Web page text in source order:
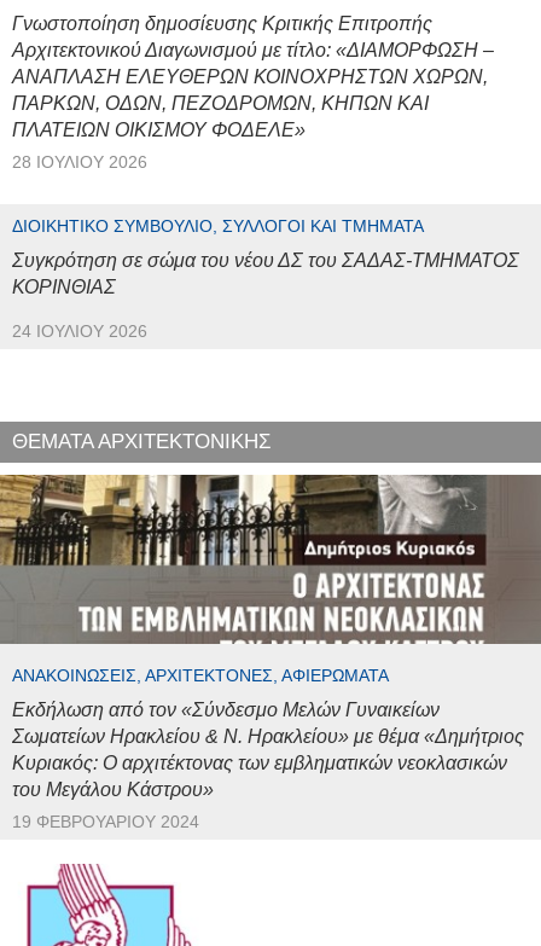
Γνωστοποίηση δημοσίευσης Κριτικής Επιτροπής
Αρχιτεκτονικού Διαγωνισμού με τίτλο: «ΔΙΑΜΟΡΦΩΣΗ –
ΑΝΑΠΛΑΣΗ ΕΛΕΥΘΕΡΩΝ ΚΟΙΝΟΧΡΗΣΤΩΝ ΧΩΡΩΝ,
ΠΑΡΚΩΝ, ΟΔΩΝ, ΠΕΖΟΔΡΟΜΩΝ, ΚΗΠΩΝ ΚΑΙ
ΠΛΑΤΕΙΩΝ ΟΙΚΙΣΜΟΥ ΦΟΔΕΛΕ»
28 ΙΟΥΛΊΟΥ 2026
ΔΙΟΙΚΗΤΙΚΌ ΣΥΜΒΟΎΛΙΟ, ΣΎΛΛΟΓΟΙ ΚΑΙ ΤΜΉΜΑΤΑ
Συγκρότηση σε σώμα του νέου ΔΣ του ΣΑΔΑΣ-ΤΜΗΜΑΤΟΣ
ΚΟΡΙΝΘΙΑΣ
24 ΙΟΥΛΊΟΥ 2026
ΘΕΜΑΤΑ ΑΡΧΙΤΕΚΤΟΝΙΚΗΣ
ΑΝΑΚΟΙΝΏΣΕΙΣ, ΑΡΧΙΤΈΚΤΟΝΕΣ, ΑΦΙΕΡΏΜΑΤΑ
Εκδήλωση από τον «Σύνδεσμο Μελών Γυναικείων
Σωματείων Ηρακλείου & Ν. Ηρακλείου» με θέμα «Δημήτριος
Κυριακός: Ο αρχιτέκτονας των εμβληματικών νεοκλασικών
του Μεγάλου Κάστρου»
19 ΦΕΒΡΟΥΑΡΊΟΥ 2024